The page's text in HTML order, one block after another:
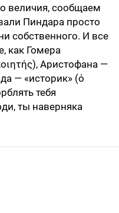
величия, сообщаем
Пиндара просто
собственного. И все
как Гомера
Аристофана —
— «историк» (ό
тебя
ты наверняка